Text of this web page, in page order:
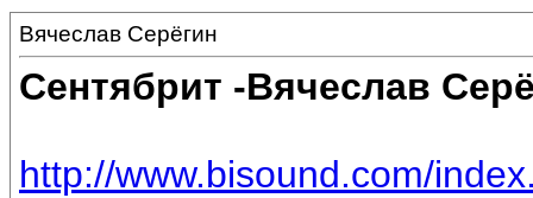
Вячеслав Серёгин
Сентябрит -Вячеслав
http://www.bisound.com/